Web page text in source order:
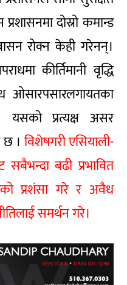
दोस्रो कमान्ड
रोक्न केही गरेनन्।
कीर्तिमानी वृद्धि
प्रत्यक्ष असर
छ ।विशेषगरी एसियाली-
बढी प्रभावित
प्रशंसा गरे र अवैध
समर्थन गरे।